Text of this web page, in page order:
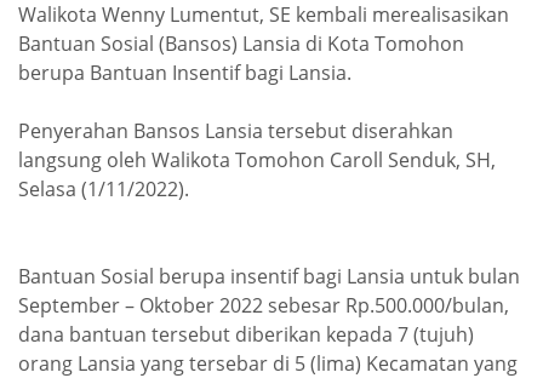
Walikota Wenny Lumentut, SE kembali merealisasikan
Bantuan Sosial (Bansos) Lansia di Kota Tomohon
berupa Bantuan Insentif bagi Lansia.
Penyerahan Bansos Lansia tersebut diserahkan
langsung oleh Walikota Tomohon Caroll Senduk, SH,
Selasa (1/11/2022).
Bantuan Sosial berupa insentif bagi Lansia untuk bulan
September – Oktober 2022 sebesar Rp.500.000/bulan,
dana bantuan tersebut diberikan kepada 7 (tujuh)
orang Lansia yang tersebar di 5 (lima) Kecamatan yang